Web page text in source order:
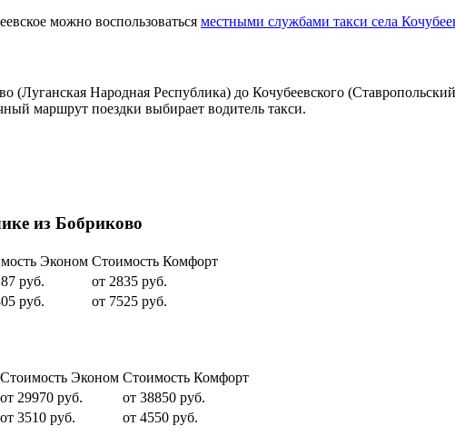
можно воспользоваться местными службами такси села
(Луганская Народная Республика) до Кочубеевского
маршрут поездки выбирает водитель такси.
из Бобриково
Эконом Стоимость Комфорт
руб.
от 2835 руб.
руб. от 7525 руб.
Стоимость Эконом Стоимость Комфорт
от 29970 руб.
от 38850 руб.
от 3510 руб. от 4550 руб.